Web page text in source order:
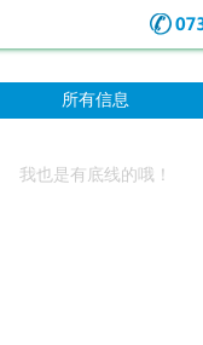
所有信息
我也是有底线的哦！